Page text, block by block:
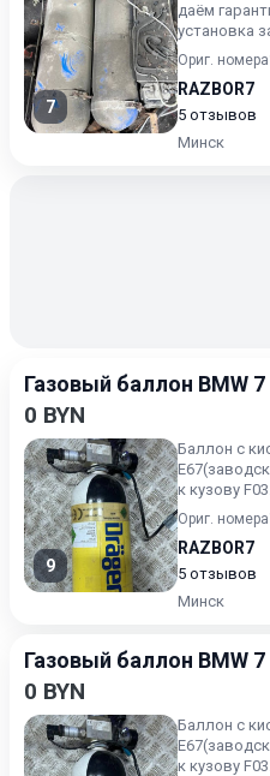
7
даём
установка
готовы
Ориг. номера
RAZBOR7
5 отзывов
Минск
Газовый баллон BMW
0 BYN
9
Баллон с
к кузову
гарантию
Ориг. номера
RAZBOR7
5 отзывов
Минск
Газовый баллон BMW
0 BYN
Баллон с
к кузову